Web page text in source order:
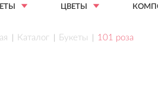
ЦВЕТЫ
Каталог Букеты 101 роза